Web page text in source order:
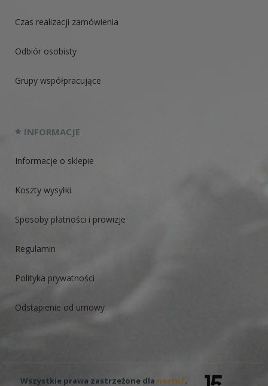
Czas realizacji zamówienia
Odbiór osobisty
Grupy współpracujące
INFORMACJE
Informacje o sklepie
Koszty wysyłki
Sposoby płatności i prowizje
Regulamin
Polityka prywatności
Odstąpienie od umowy
Wszystkie prawa zastrzeżone dla nestof.